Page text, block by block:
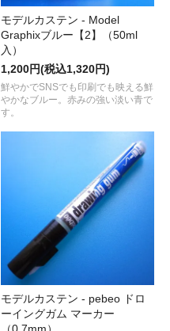
モデルカステン - Model
Graphixブルー【2】（50ml
入）
1,200円(税込1,320円)
鮮やかでSNSでも印刷でも映える鮮
やかなブルー。赤みの強い淡い青で
す。
モデルカステン - pebeo ドロ
ーイングガム マーカー